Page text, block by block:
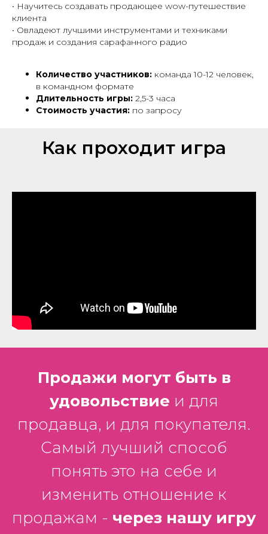
• Научитесь создавать продающее wow-путешествие
клиента
• Овладеют лучшими инструментами и техниками
продаж и создания сарафанного радио
Количество участников: команда 10-12 человек,
в командном формате
Длительность игры: 2,5-3 часа
Стоимость участия: по запросу
Как проходит игра
Продажи могут быть в
удовольствие и для
продавца, и для покупателя.
Самый лучший способ
понять это на себе и
изменить отношение к
продажам - через нашу игру